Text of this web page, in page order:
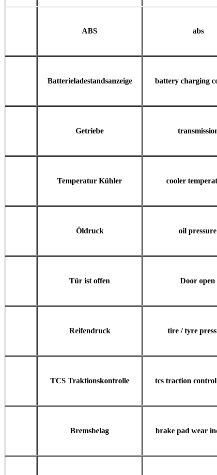
ABS abs
Batterieladestandsanzeige battery charging
Getriebe
Temperatur Kühler cooler
Öldruck oil pressure
Tür ist offen Door open
Reifendruck tire / tyre
TCS Traktionskontrolle tcs traction control
Bremsbelag brake pad wear